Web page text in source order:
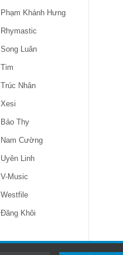
Phạm Khánh Hưng
Rhymastic
Song Luân
Tim
Trúc Nhân
Xesi
Bảo Thy
Nam Cường
Uyên Linh
V-Music
Westfile
Đăng Khôi